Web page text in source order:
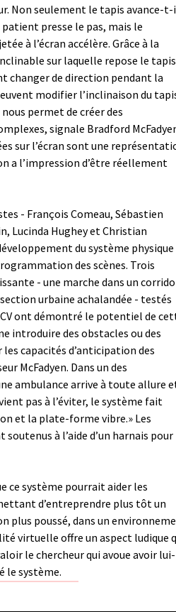
Non seulement le tapis avance-
presse le pas, mais le
à l’écran accélère. Grâce à la
sur laquelle repose le tapis
changer de direction pendant la
modifier l’inclinaison du
permet de créer des
signale Bradford
sur l’écran sont une
a l’impression d’être réellement
- François Comeau, Sébastien
Lucinda Hughey et Christian
du système
des scènes. Trois
- une marche dans un
urbaine achalandée - testés
ont démontré le potentiel de
introduire des obstacles ou des
capacités d’anticipation des
McFadyen. Dans un des
ambulance arrive à toute allure
pas à l’éviter, le système fait
et la plate-forme vibre.» Les
à l’aide d’un harnais pour
ce système pourrait aider les
d’entreprendre plus tôt un
plus poussé, dans un
virtuelle offre un aspect ludique
le chercheur qui avoue avoir lui-
le système.